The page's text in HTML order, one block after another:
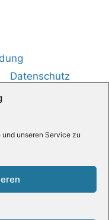
unseren Service zu
Datenschutz
(
News